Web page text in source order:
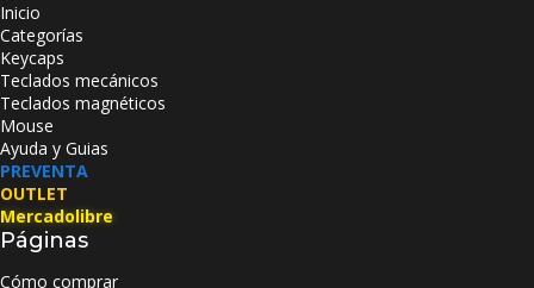
Inicio
Categorías
Keycaps
Teclados mecánicos
Teclados magnéticos
Mouse
Ayuda y Guias
PREVENTA
OUTLET
Mercadolibre
Páginas
Cómo comprar